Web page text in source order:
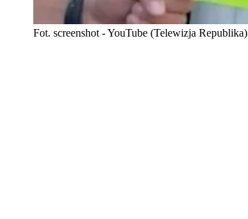
Fot. screenshot - YouTube (Telewizja Republika)